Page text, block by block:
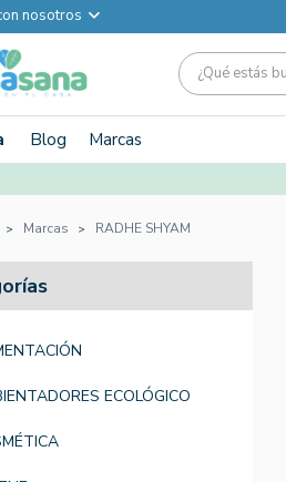
nosotros
Blog Marcas
Marcas RADHE SHYAM
ECOLÓGICO